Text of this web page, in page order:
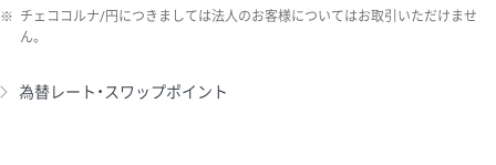
※ チェココルナ/円につきましては法人のお客様についてはお取引いただけませ
ん。
為替レート・スワップポイント